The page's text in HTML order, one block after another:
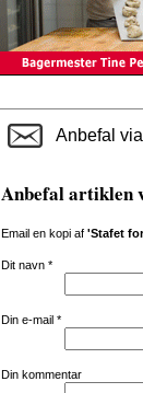
Anbefal
Anbefal artiklen
Email en kopi af 'Stafet
Dit navn *
Din e-mail *
Din kommentar